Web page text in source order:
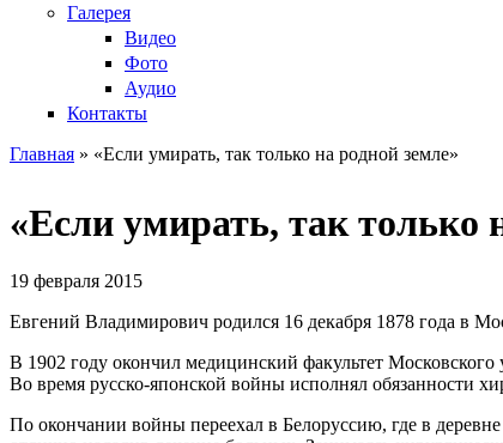
Галерея
Видео
Фото
Аудио
Контакты
Главная » «Если умирать, так только на родной земле»
«Если умирать, так только
19 февраля 2015
Евгений Владимирович родился 16 декабря 1878 года в
В 1902 году окончил медицинский факультет
Во время русско-японской войны исполнял обязанности
По окончании войны переехал в Белоруссию, где в